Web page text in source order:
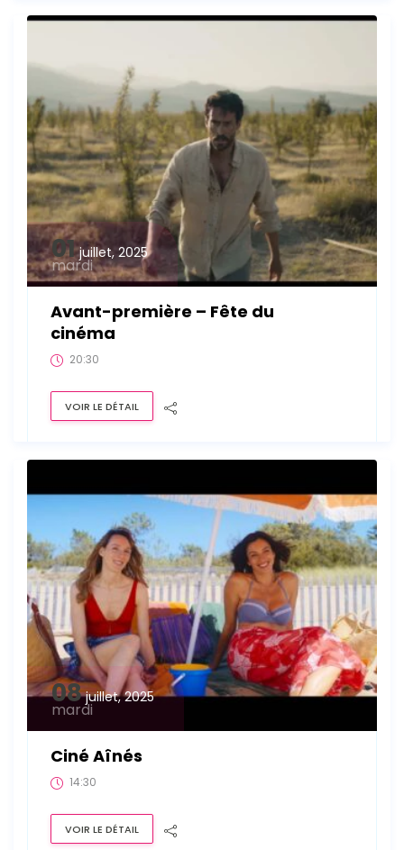
01 juillet, 2025
mardi
Avant-première – Fête du
cinéma
20:30
VOIR LE DÉTAIL
08 juillet, 2025
mardi
Ciné Aînés
14:30
VOIR LE DÉTAIL